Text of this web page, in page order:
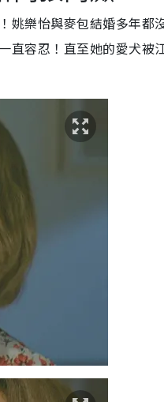
姚樂怡與麥包結婚多年都
直容忍！直至她的愛犬被